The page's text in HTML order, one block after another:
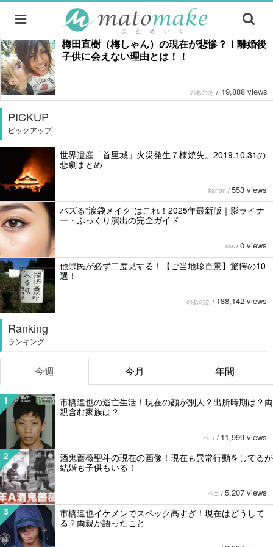
梅田直樹（梅しゃん）の現在が悲惨？！離婚後
子供に会えない理由とは！！
のあのあ / 19,888 views
PICKUP
ピックアップ
世界遺産「首里城」火災発生７棟焼失。2019.10.31の
悲劇まとめ
kanon / 553 views
バズる“涙袋メイク”はこれ！2025年最新版｜影ライナ
ー・ぷっくり演出の完全ガイド
sss / 0 views
他県民が必ず二度見する！【ご当地珍百景】驚愕の10
選！
のあのあ / 188,142 views
Ranking
ランキング
今週 今月 年間
1
市橋達也の逃亡生活！現在の顔が別人？出所時期は？両
親含む家族は？
ペコ / 11,999 views
2
酒鬼薔薇聖斗の現在の画像！現在も異常行動をしてるが
結婚も子供もいる！
ペコ / 5,207 views
3
市橋達也イケメンでスペック高すぎ！現在はどうして
る？両親が語ったこと